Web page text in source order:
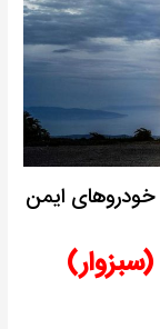
خودروهای ایمن